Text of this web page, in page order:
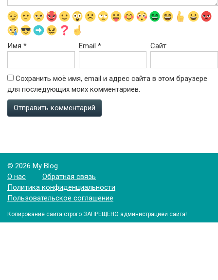
Имя * Email* Сайт
Сохранить моё имя, email и адрес сайта в этом браузере
для последующих моих комментариев.
© 2026 My Blog
О нас
Обратная связь
Политика конфиденциальности
Пользовательское соглашение
Копирование сайта строго ЗАПРЕЩЕНО администрацией сайта!